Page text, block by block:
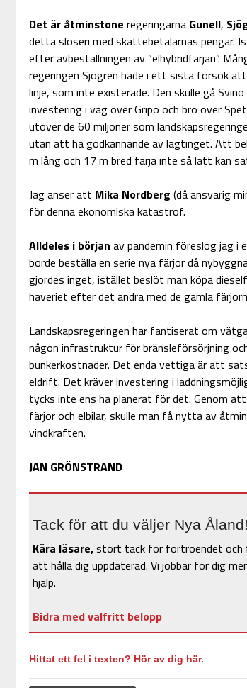
Det är åtminstone regeringarna Gunell,
detta slöseri med skattebetalarnas pengar.
efter avbeställningen av ”elhybridfärjan”.
regeringen Sjögren hade i ett sista försök
linje, som inte existerade. Den skulle gå
investering i väg över Gripö och bro över
utöver de 60 miljoner som
utan att ha godkännande av lagtinget. Att
m lång och 17 m bred färja inte så lätt kan
Jag anser att Mika Nordberg (då ansvarig
för denna ekonomiska katastrof.
Alldeles i början av pandemin föreslog jag i
borde beställa en serie nya färjor då
gjordes inget, istället beslöt man köpa
haveriet efter det andra med de gamla
Landskapsregeringen har fantiserat om
någon infrastruktur för bränsleförsörjning
bunkerkostnader. Det enda vettiga är att
eldrift. Det kräver investering i
tycks inte ens ha planerat för det. Genom
färjor och elbilar, skulle man få nytta av
vindkraften.
JAN GRÖNSTRAND
Tack för att du väljer Nya Åland!
Kära läsare,stort tack för förtroendet och
att hålla dig uppdaterad. Vi jobbar för dig
hjälp.
Bidra med valfritt belopp
Hittat ett fel i texten? Hör av dig här.